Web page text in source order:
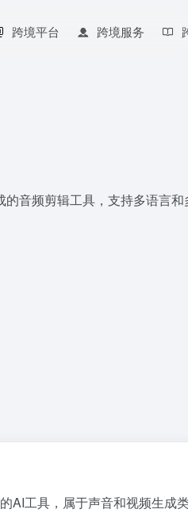
跨境平台 跨境服务
音频剪辑工具，支持多语言和
AI工具，属于声音和视频生